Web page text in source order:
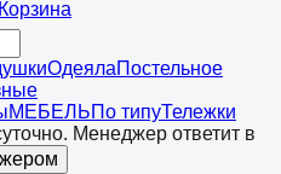
Корзина
ОдеялаПостельное
МЕБЕЛЬПо типуТележки
Менеджер ответит в